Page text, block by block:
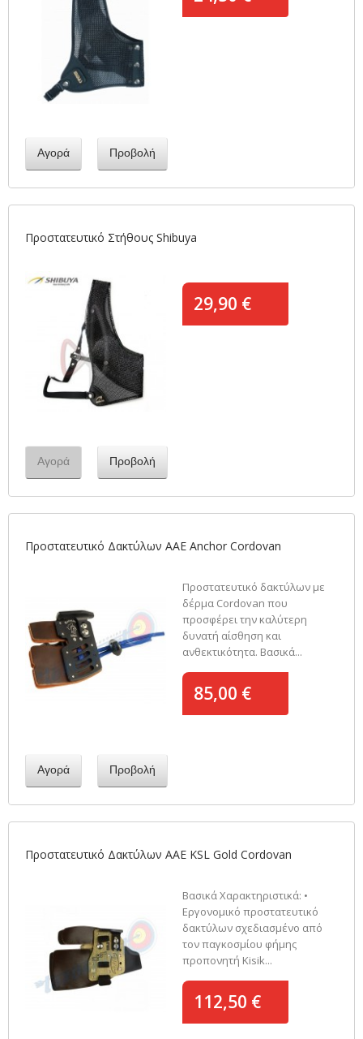
Αγορά Προβολή
Προστατευτικό Στήθους Shibuya
29,90 €
Αγορά Προβολή
Προστατευτικό Δακτύλων AAE Anchor Cordovan
Προστατευτικό δακτύλων με
δέρμα Cordovan που
προσφέρει την καλύτερη
δυνατή αίσθηση και
ανθεκτικότητα. Βασικά...
85,00 €
Αγορά Προβολή
Προστατευτικό Δακτύλων AAE KSL Gold Cordovan
Βασικά Χαρακτηριστικά: •
Εργονομικό προστατευτικό
δακτύλων σχεδιασμένο από
τον παγκοσμίου φήμης
προπονητή Kisik...
112,50 €